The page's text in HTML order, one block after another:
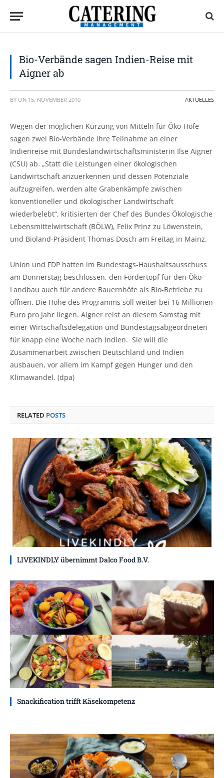
Bio-Verbände sagen Indien-Reise mit
Aigner ab
BY ON 15. NOVEMBER 2010 AKTUELLES
Wegen der möglichen Kürzung von Mitteln für Öko-Höfe
sagen zwei Bio-Verbände ihre Teilnahme an einer
Indienreise mit Bundeslandwirtschaftsministerin Ilse Aigner
(CSU) ab. „Statt die Leistungen einer ökologischen
Landwirtschaft anzuerkennen und dessen Potenziale
aufzugreifen, werden alte Grabenkämpfe zwischen
konventioneller und ökologischer Landwirtschaft
wiederbelebt“, kritisierten der Chef des Bundes Ökologische
Lebensmittelwirtschaft (BÖLW), Felix Prinz zu Löwenstein,
und Bioland-Präsident Thomas Dosch am Freitag in Mainz.
Union und FDP hatten im Bundestags-Haushaltsausschuss
am Donnerstag beschlossen, den Fördertopf für den Öko-
Landbau auch für andere Bauernhöfe als Bio-Betriebe zu
öffnen. Die Höhe des Programms soll weiter bei 16 Millionen
Euro pro Jahr liegen. Aigner reist an diesem Samstag mit
einer Wirtschaftsdelegation und Bundestagsabgeordneten
für knapp eine Woche nach Indien. Sie will die
Zusammenarbeit zwischen Deutschland und Indien
ausbauen, vor allem im Kampf gegen Hunger und den
Klimawandel. (dpa)
RELATED POSTS
LIVEKINDLY übernimmt Dalco Food B.V.
Snackification trifft Käsekompetenz